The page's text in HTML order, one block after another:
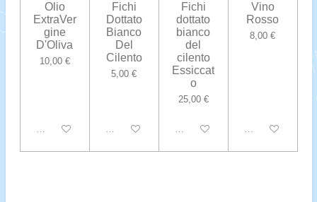
Olio
ExtraVer
gine
D'Oliva
10,00 €
Disabilitato
Fichi
Dottato
Bianco
Del
Cilento
5,00 €
Disabilitato
Fichi
dottato
bianco
del
cilento
Essiccat
o
25,00 €
Disabilitato
Vino
Rosso
8,00 €
Disabilitato